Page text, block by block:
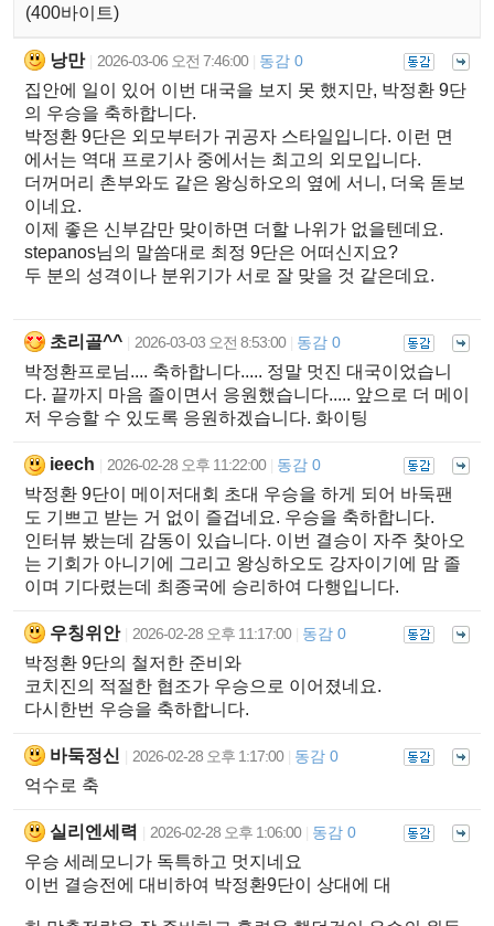
(400바이트)
낭만 2026-03-06 오전 7:46:00 동감 0
집안에 일이 있어 이번 대국을 보지 못 했지만, 박정환 9단
의 우승을 축하합니다.
박정환 9단은 외모부터가 귀공자 스타일입니다. 이런 면
에서는 역대 프로기사 중에서는 최고의 외모입니다.
더꺼머리 촌부와도 같은 왕싱하오의 옆에 서니, 더욱 돋보
이네요.
이제 좋은 신부감만 맞이하면 더할 나위가 없을텐데요.
stepanos님의 말씀대로 최정 9단은 어떠신지요?
두 분의 성격이나 분위기가 서로 잘 맞을 것 같은데요.
초리골^^ 2026-03-03 오전 8:53:00 동감 0
박정환프로님.... 축하합니다..... 정말 멋진 대국이었습니
다. 끝까지 마음 졸이면서 응원했습니다..... 앞으로 더 메이
저 우승할 수 있도록 응원하겠습니다. 화이팅
ieech 2026-02-28 오후 11:22:00 동감 0
박정환 9단이 메이저대회 초대 우승을 하게 되어 바둑팬
도 기쁘고 받는 거 없이 즐겁네요. 우승을 축하합니다.
인터뷰 봤는데 감동이 있습니다. 이번 결승이 자주 찾아오
는 기회가 아니기에 그리고 왕싱하오도 강자이기에 맘 졸
이며 기다렸는데 최종국에 승리하여 다행입니다.
우칭위안 2026-02-28 오후 11:17:00 동감 0
박정환 9단의 철저한 준비와
코치진의 적절한 협조가 우승으로 이어졌네요.
다시한번 우승을 축하합니다.
바둑정신 2026-02-28 오후 1:17:00 동감 0
억수로 축
실리엔세력 2026-02-28 오후 1:06:00 동감 0
우승 세레모니가 독특하고 멋지네요
이번 결승전에 대비하여 박정환9단이 상대에 대